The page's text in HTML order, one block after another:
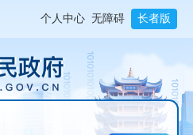
个人中心 无障碍 长者版